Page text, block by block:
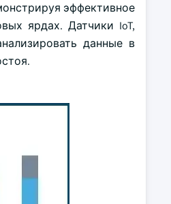
эффективное
ярдах. Датчики IoT,
данные в